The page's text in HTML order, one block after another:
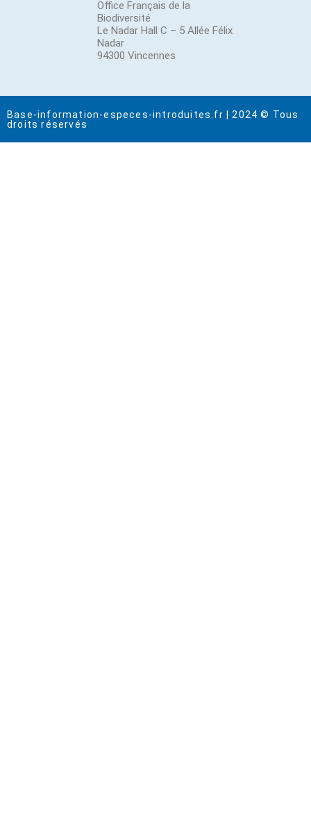
Office Français de la
Biodiversité
Le Nadar Hall C – 5 Allée Félix
Nadar
94300 Vincennes
Base-information-especes-introduites.fr | 2024 © Tous
droits réservés